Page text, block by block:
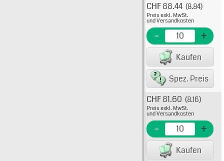
Typ:
EME
CHF 88.44 (8.84)
Preis exkl. MwSt.
und Versandkosten
- +
Kaufen
Spez. Preis
EME
CHF 81.60 (8.16)
Preis exkl. MwSt.
und Versandkosten
- +
Kaufen